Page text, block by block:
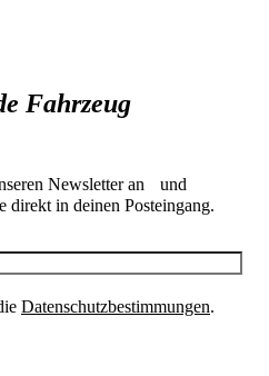
Fahrzeug
Newsletter an und
direkt in deinen Posteingang.
Datenschutzbestimmungen.